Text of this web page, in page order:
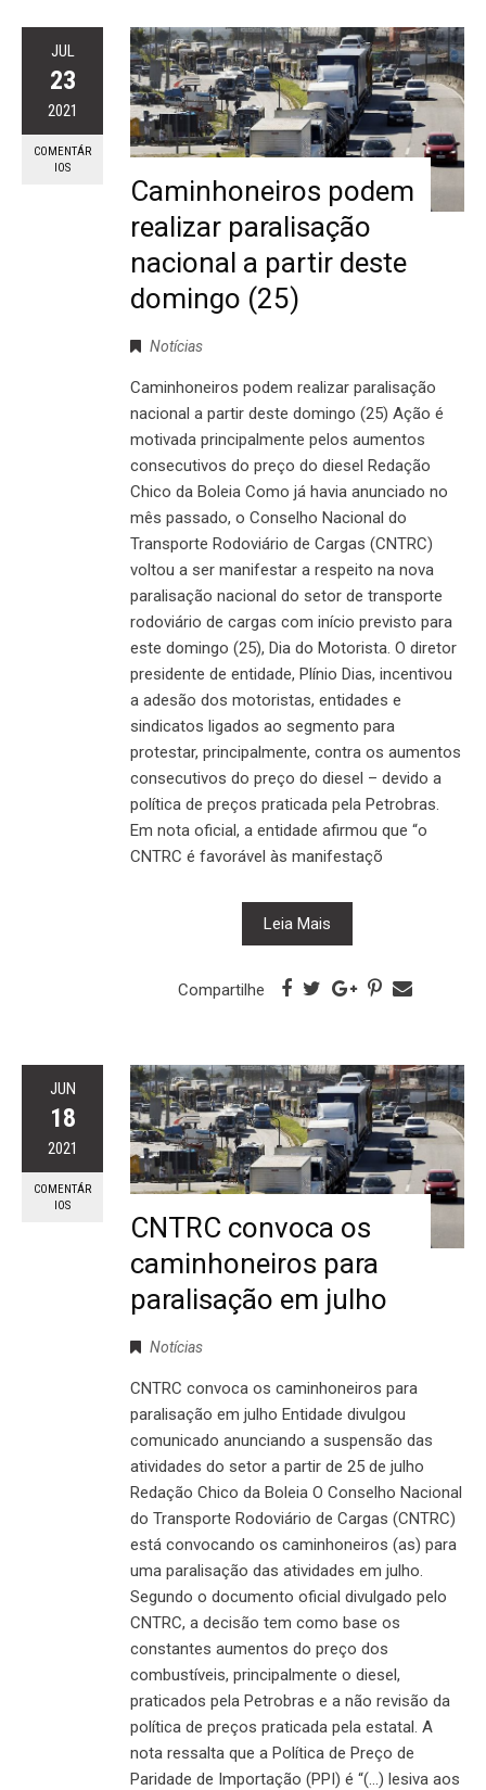
JUL
23
2021
COMENTÁR
IOS
Caminhoneiros podem
realizar paralisação
nacional a partir deste
domingo (25)
Notícias
Caminhoneiros podem realizar paralisação
nacional a partir deste domingo (25) Ação é
motivada principalmente pelos aumentos
consecutivos do preço do diesel Redação
Chico da Boleia Como já havia anunciado no
mês passado, o Conselho Nacional do
Transporte Rodoviário de Cargas (CNTRC)
voltou a ser manifestar a respeito na nova
paralisação nacional do setor de transporte
rodoviário de cargas com início previsto para
este domingo (25), Dia do Motorista. O diretor
presidente de entidade, Plínio Dias, incentivou
a adesão dos motoristas, entidades e
sindicatos ligados ao segmento para
protestar, principalmente, contra os aumentos
consecutivos do preço do diesel – devido a
política de preços praticada pela Petrobras.
Em nota oficial, a entidade afirmou que “o
CNTRC é favorável às manifestaçõ
Leia Mais
Compartilhe
JUN
18
2021
COMENTÁR
IOS
CNTRC convoca os
caminhoneiros para
paralisação em julho
Notícias
CNTRC convoca os caminhoneiros para
paralisação em julho Entidade divulgou
comunicado anunciando a suspensão das
atividades do setor a partir de 25 de julho
Redação Chico da Boleia O Conselho Nacional
do Transporte Rodoviário de Cargas (CNTRC)
está convocando os caminhoneiros (as) para
uma paralisação das atividades em julho.
Segundo o documento oficial divulgado pelo
CNTRC, a decisão tem como base os
constantes aumentos do preço dos
combustíveis, principalmente o diesel,
praticados pela Petrobras e a não revisão da
política de preços praticada pela estatal. A
nota ressalta que a Política de Preço de
Paridade de Importação (PPI) é “(...) lesiva aos